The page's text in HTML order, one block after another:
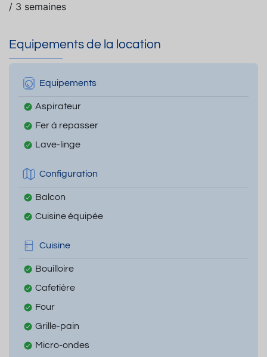
/ 3 semaines
Equipements de la location
Equipements
Aspirateur
Fer à repasser
Lave-linge
Configuration
Balcon
Cuisine équipée
Cuisine
Bouilloire
Cafetière
Four
Grille-pain
Micro-ondes